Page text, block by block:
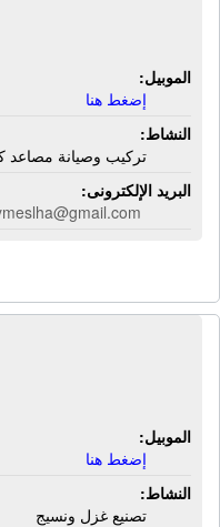
الموبيل:
إضغط هنا
النشاط:
تركيب وصيانة مصاعد
البريد الإلكترونى:
الموبيل:
إضغط هنا
النشاط:
تصنيع غزل ونسيج